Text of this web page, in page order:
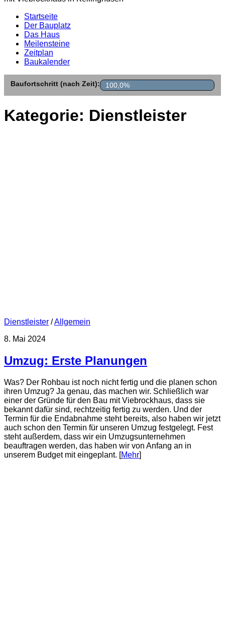
Startseite
Der Bauplatz
Das Haus
Meilensteine
Zeitplan
Baukalender
Baufortschritt (nach Zeit): 100,0%
Kategorie: Dienstleister
Dienstleister /Allgemein
8. Mai 2024
Umzug: Erste Planungen
Was? Der Rohbau ist noch nicht fertig und die planen schon
ihren Umzug? Ja genau, das machen wir. Schließlich war
einer der Gründe für den Bau mit Viebrockhaus, dass sie
bekannt dafür sind, rechtzeitig fertig zu werden. Und der
Termin für die Endabnahme steht bereits, also haben wir jetzt
auch schon den Termin für unseren Umzug festgelegt. Fest
steht außerdem, dass wir ein Umzugsunternehmen
beauftragen werden, das haben wir von Anfang an in
unserem Budget mit eingeplant. [Mehr]